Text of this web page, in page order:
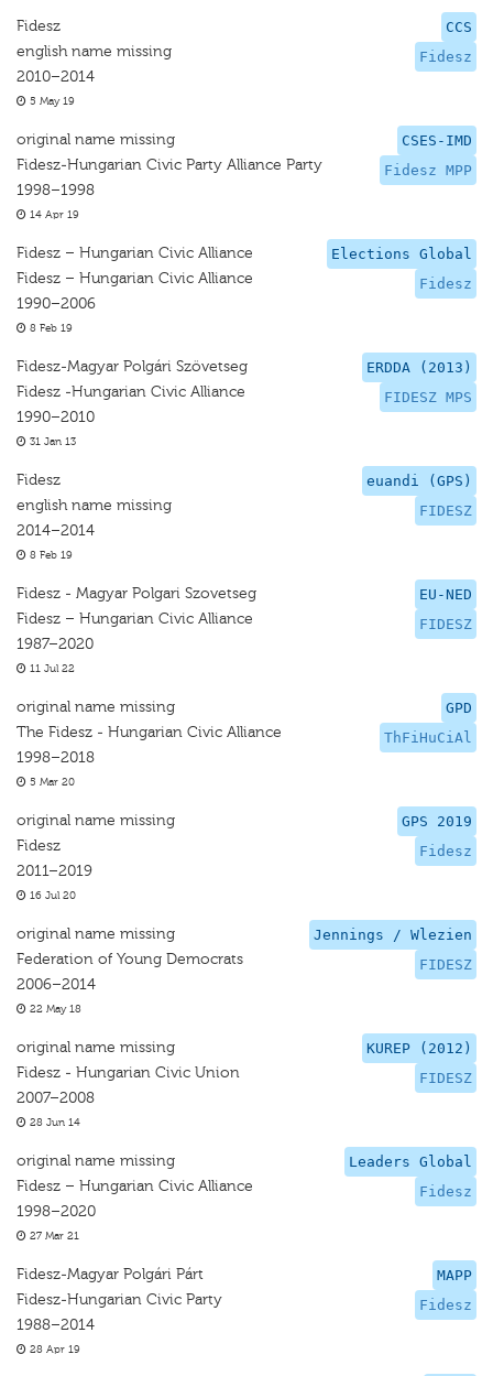
CCS
Fidesz
Fidesz
english name missing
2010–2014
5 May 19
CSES-IMD
Fidesz MPP
original name missing
Fidesz-Hungarian Civic Party Alliance Party
1998–1998
14 Apr 19
Elections Global
Fidesz
Fidesz – Hungarian Civic Alliance
Fidesz – Hungarian Civic Alliance
1990–2006
8 Feb 19
ERDDA (2013)
FIDESZ MPS
Fidesz-Magyar Polgári Szövetseg
Fidesz -Hungarian Civic Alliance
1990–2010
31 Jan 13
euandi (GPS)
FIDESZ
Fidesz
english name missing
2014–2014
8 Feb 19
EU-NED
FIDESZ
Fidesz - Magyar Polgari Szovetseg
Fidesz – Hungarian Civic Alliance
1987–2020
11 Jul 22
GPD
ThFiHuCiAl
original name missing
The Fidesz - Hungarian Civic Alliance
1998–2018
5 Mar 20
GPS 2019
Fidesz
original name missing
Fidesz
2011–2019
16 Jul 20
Jennings / Wlezien
FIDESZ
original name missing
Federation of Young Democrats
2006–2014
22 May 18
KUREP (2012)
FIDESZ
original name missing
Fidesz - Hungarian Civic Union
2007–2008
28 Jun 14
Leaders Global
Fidesz
original name missing
Fidesz – Hungarian Civic Alliance
1998–2020
27 Mar 21
MAPP
Fidesz
Fidesz-Magyar Polgári Párt
Fidesz-Hungarian Civic Party
1988–2014
28 Apr 19